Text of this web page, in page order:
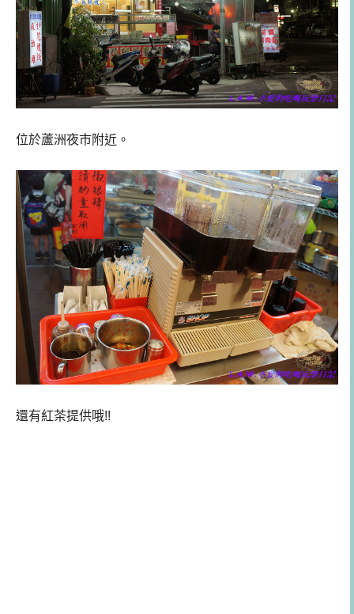
位於蘆洲夜市附近。
還有紅茶提供哦!!